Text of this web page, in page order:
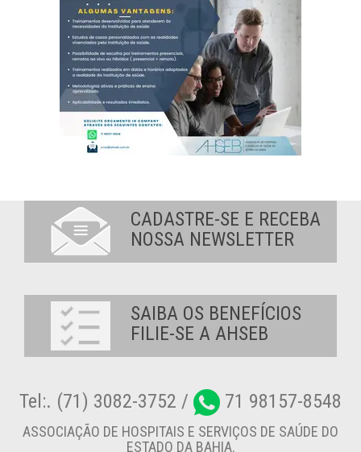
CADASTRE-SE E RECEBA
NOSSA NEWSLETTER
SAIBA OS BENEFÍCIOS
FILIE-SE A AHSEB
Tel:. (71) 3082-3752 / 71 98157-8548
ASSOCIAÇÃO DE HOSPITAIS E SERVIÇOS DE SAÚDE DO
ESTADO DA BAHIA.